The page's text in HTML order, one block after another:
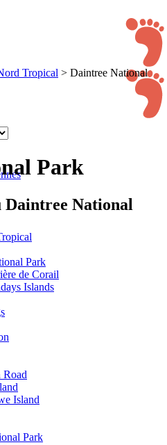
Park
de Corail
Islands
Road
Island
Park
Tropical > Daintree National
Park
Daintree National